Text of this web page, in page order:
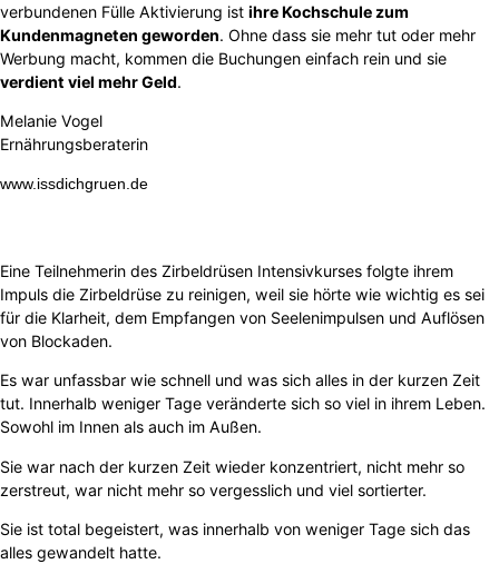
verbundenen Fülle Aktivierung ist ihre Kochschule zum
Kundenmagneten geworden. Ohne dass sie mehr tut oder mehr
Werbung macht, kommen die Buchungen einfach rein und sie
verdient viel mehr Geld.
Melanie Vogel
Ernährungsberaterin
www.issdichgruen.de
Eine Teilnehmerin des Zirbeldrüsen Intensivkurses folgte ihrem
Impuls die Zirbeldrüse zu reinigen, weil sie hörte wie wichtig es sei
für die Klarheit, dem Empfangen von Seelenimpulsen und Auflösen
von Blockaden.
Es war unfassbar wie schnell und was sich alles in der kurzen Zeit
tut. Innerhalb weniger Tage veränderte sich so viel in ihrem Leben.
Sowohl im Innen als auch im Außen.
Sie war nach der kurzen Zeit wieder konzentriert, nicht mehr so
zerstreut, war nicht mehr so vergesslich und viel sortierter.
Sie ist total begeistert, was innerhalb von weniger Tage sich das
alles gewandelt hatte.